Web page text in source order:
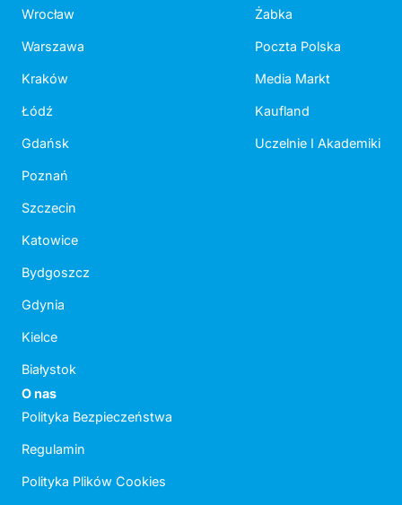
Wrocław
Warszawa
Kraków
Łódź
Gdańsk
Poznań
Szczecin
Katowice
Bydgoszcz
Gdynia
Kielce
Białystok
Żabka
Poczta Polska
Media Markt
Kaufland
Uczelnie I Akademiki
O nas
Polityka Bezpieczeństwa
Regulamin
Polityka Plików Cookies